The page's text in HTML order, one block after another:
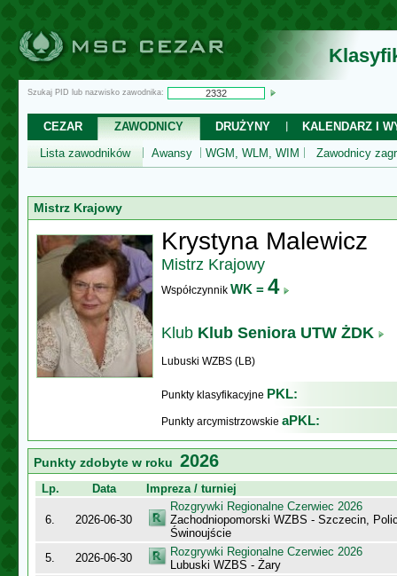
Szukaj PID lub nazwisko zawodnika:
CEZAR ZAWODNICY DRUŻYNY
KALENDARZ I
Lista zawodników
Awansy WGM, WLM, WIM Zawodnicy
Mistrz Krajowy
Krystyna Malewicz
Mistrz Krajowy
Współczynnik WK = 4
Klub Klub Seniora UTW ŻDK
Lubuski WZBS (LB)
Punkty klasyfikacyjne PKL:
Punkty arcymistrzowskie aPKL:
Punkty zdobyte w roku 2026
Lp. Data Impreza / turniej
6. 2026-06-30
Rozgrywki Regionalne Czerwiec 2026
Zachodniopomorski WZBS - Szczecin,
Świnoujście
5.
2026-06-30
Rozgrywki Regionalne Czerwiec 2026
Lubuski WZBS - Żary